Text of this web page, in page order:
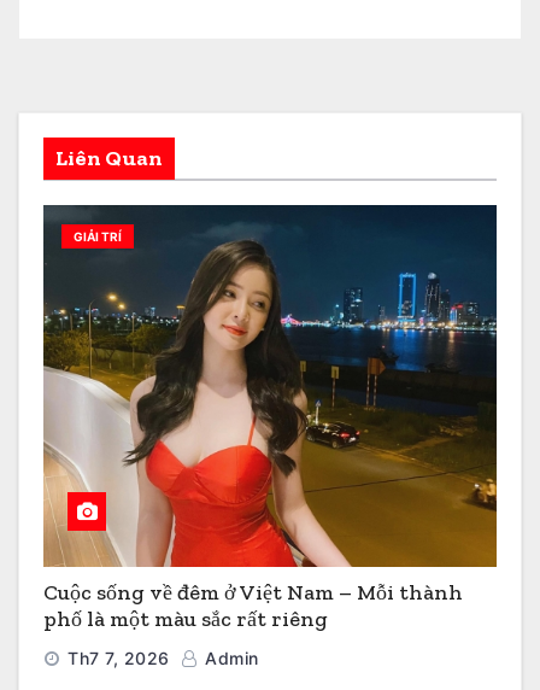
Liên Quan
GIẢI TRÍ
Cuộc sống về đêm ở Việt Nam – Mỗi thành
phố là một màu sắc rất riêng
Th7 7, 2026 Admin